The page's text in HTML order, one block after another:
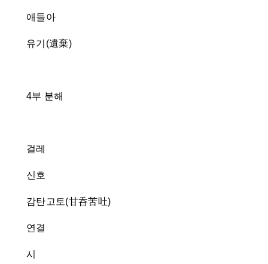
애들아
유기(遺棄)
4부 분해
걸레
신호
감탄고토(甘呑苦吐)
연결
시